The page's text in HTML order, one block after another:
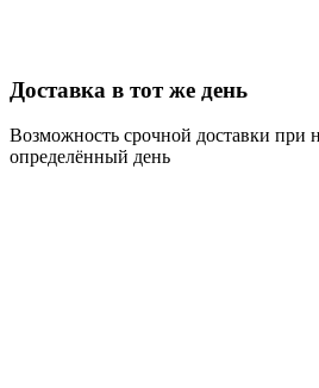
Доставка в тот же день
Возможность срочной доставки при
определённый день